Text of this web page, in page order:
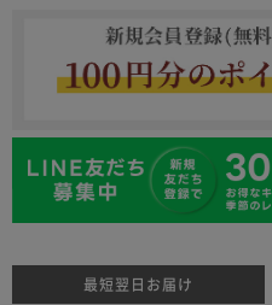
最短翌日お届け